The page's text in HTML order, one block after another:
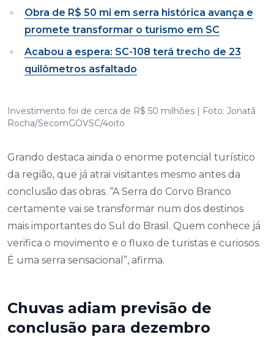
Obra de R$ 50 mi em serra histórica avança e
promete transformar o turismo em SC
Acabou a espera: SC-108 terá trecho de 23
quilômetros asfaltado
Investimento foi de cerca de R$ 50 milhões | Foto: Jonatã
Rocha/SecomGOVSC/4oito
Grando destaca ainda o enorme potencial turístico
da região, que já atrai visitantes mesmo antes da
conclusão das obras. “A Serra do Corvo Branco
certamente vai se transformar num dos destinos
mais importantes do Sul do Brasil. Quem conhece já
verifica o movimento e o fluxo de turistas e curiosos.
É uma serra sensacional”, afirma.
Chuvas adiam previsão de
conclusão para dezembro